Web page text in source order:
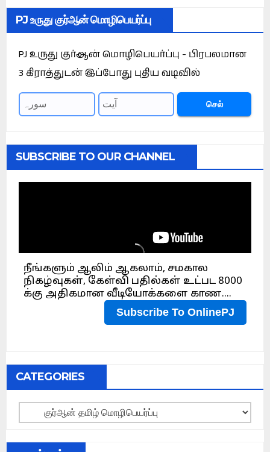
PJ உருது குர்ஆன் மொழிபெயர்ப்பு
PJ உருது குர்ஆன் மொழிபெயர்ப்பு - பிரபலமான
3 கிராத்துடன் இப்போது புதிய வடிவில்
செல்
SUBSCRIBE TO OUR CHANNEL
CATEGORIES
Categories